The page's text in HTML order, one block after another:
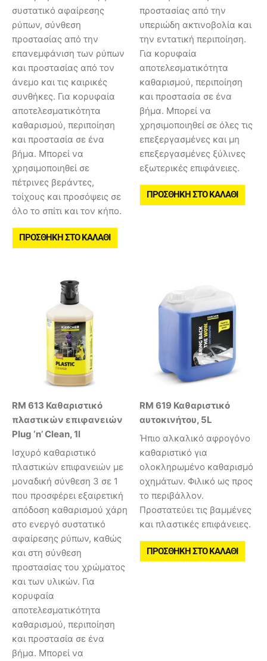
συστατικό αφαίρεσης
ρύπων, σύνθεση
προστασίας από την
επανεμφάνιση των ρύπων
και προστασίας από τον
άνεμο και τις καιρικές
συνθήκες. Για κορυφαία
αποτελεσματικότητα
καθαρισμού, περιποίηση
και προστασία σε ένα
βήμα. Μπορεί να
χρησιμοποιηθεί σε
πέτρινες βεράντες,
τοίχους και προσόψεις σε
όλο το σπίτι και τον κήπο.
ΠΡΟΣΘΉΚΗ ΣΤΟ ΚΑΛΆΘΙ
προστασίας από την
υπεριώδη ακτινοβολία και
την εντατική περιποίηση.
Για κορυφαία
αποτελεσματικότητα
καθαρισμού, περιποίηση
και προστασία σε ένα
βήμα. Μπορεί να
χρησιμοποιηθεί σε όλες τις
επεξεργασμένες και μη
επεξεργασμένες ξύλινες
εξωτερικές επιφάνειες.
ΠΡΟΣΘΉΚΗ ΣΤΟ ΚΑΛΆΘΙ
RM 613 Καθαριστικό
πλαστικών επιφανειών
Plug ‘n’ Clean, 1l
Ισχυρό καθαριστικό
πλαστικών επιφανειών με
μοναδική σύνθεση 3 σε 1
που προσφέρει εξαιρετική
απόδοση καθαρισμού χάρη
στο ενεργό συστατικό
αφαίρεσης ρύπων, καθώς
και στη σύνθεση
προστασίας του χρώματος
και των υλικών. Για
κορυφαία
αποτελεσματικότητα
καθαρισμού, περιποίηση
και προστασία σε ένα
βήμα. Μπορεί να
RM 619 Καθαριστικό
αυτοκινήτου, 5L
Ήπιο αλκαλικό αφρογόνο
καθαριστικό για
ολοκληρωμένο καθαρισμό
οχημάτων. Φιλικό ως προς
το περιβάλλον.
Προστατεύει τις βαμμένες
και πλαστικές επιφάνειες.
ΠΡΟΣΘΉΚΗ ΣΤΟ ΚΑΛΆΘΙ